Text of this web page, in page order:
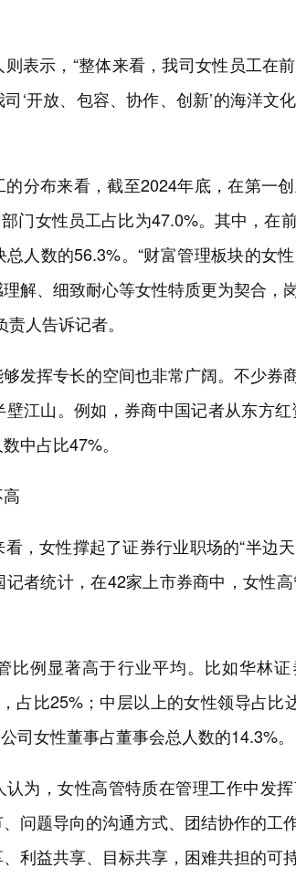
表示，“整体来看，我司女性员工在
‘开放、包容、协作、创新’的海洋文
分布来看，截至2024年底，在第一
门女性员工占比为47.0%。其中，在
人数的56.3%。“财富管理板块的女
解、细致耐心等女性特质更为契合，
人告诉记者。
发挥专长的空间也非常广阔。不少券
江山。例如，券商中国记者从东方
中占比47%。
，女性撑起了证券行业职场的“半边
者统计，在42家上市券商中，女性
比例显著高于行业平均。比如华林
占比25%；中层以上的女性领导占比
司女性董事占董事会总人数的14.3%。
为，女性高管特质在管理工作中发
问题导向的沟通方式、团结协作的工
利益共享、目标共享，困难共担的可